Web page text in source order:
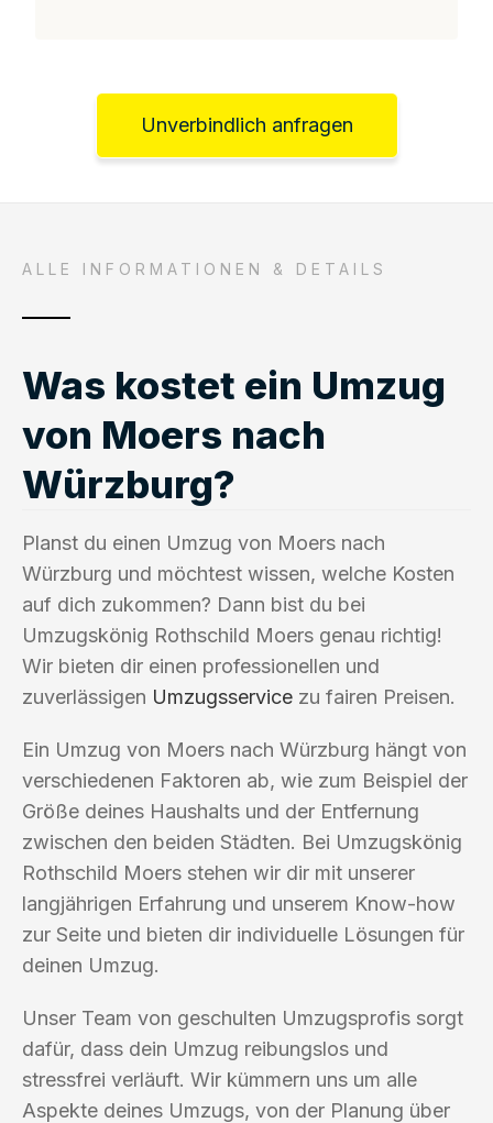
Unverbindlich anfragen
ALLE INFORMATIONEN & DETAILS
Was kostet ein Umzug
von Moers nach
Würzburg?
Planst du einen Umzug von Moers nach
Würzburg und möchtest wissen, welche Kosten
auf dich zukommen? Dann bist du bei
Umzugskönig Rothschild Moers genau richtig!
Wir bieten dir einen professionellen und
zuverlässigen Umzugsservice zu fairen Preisen.
Ein Umzug von Moers nach Würzburg hängt von
verschiedenen Faktoren ab, wie zum Beispiel der
Größe deines Haushalts und der Entfernung
zwischen den beiden Städten. Bei Umzugskönig
Rothschild Moers stehen wir dir mit unserer
langjährigen Erfahrung und unserem Know-how
zur Seite und bieten dir individuelle Lösungen für
deinen Umzug.
Unser Team von geschulten Umzugsprofis sorgt
dafür, dass dein Umzug reibungslos und
stressfrei verläuft. Wir kümmern uns um alle
Aspekte deines Umzugs, von der Planung über